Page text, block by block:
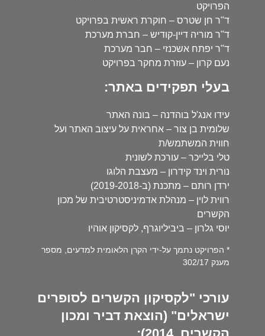
הפרויקט
ד"ר חן שטרס – חוקרת ראשית בפרויקט
ד"ר מוריה דיין-קודיש – חברת מערכת
ד"ר יפתח אשכנזי – חבר מערכת
נעם קרון – עוזרת מחקר בפרויקט
בעלי תפקידים באתר:
עידו אנג'ל בוהדנה – בונה האתר
שלומית בן צור – אחראית על עיצוב האתר ועל
חווית המשתמש/ת
טלי בלייכר – עורכת לשונית
נורית וינד קידרון – מעצבת הלוגו
ירדן רותם – מתכנת (ב-2019-2018)
רווית לוין – מנהלת אדמיניסטרטיבית של מכון
הקשרים
יוסי גלרון – ביביליוגרף, לקסיקון אוהיו
* הפרויקט נתמך על-ידי הקרן הלאומית למדעים, מספר
מענק 302/17
עורכי "לקסיקון הקשרים לסופרים
ישראלים" (הוצאת דביר ומכון